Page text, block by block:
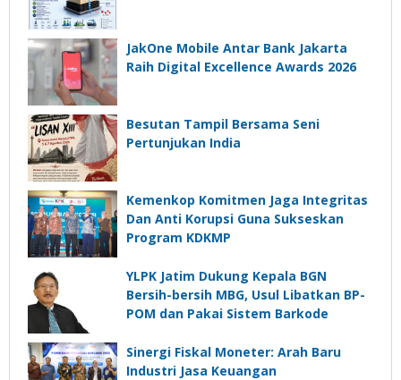
JakOne Mobile Antar Bank Jakarta
Raih Digital Excellence Awards 2026
Besutan Tampil Bersama Seni
Pertunjukan India
Kemenkop Komitmen Jaga Integritas
Dan Anti Korupsi Guna Sukseskan
Program KDKMP
YLPK Jatim Dukung Kepala BGN
Bersih-bersih MBG, Usul Libatkan BP-
POM dan Pakai Sistem Barkode
Sinergi Fiskal Moneter: Arah Baru
Industri Jasa Keuangan